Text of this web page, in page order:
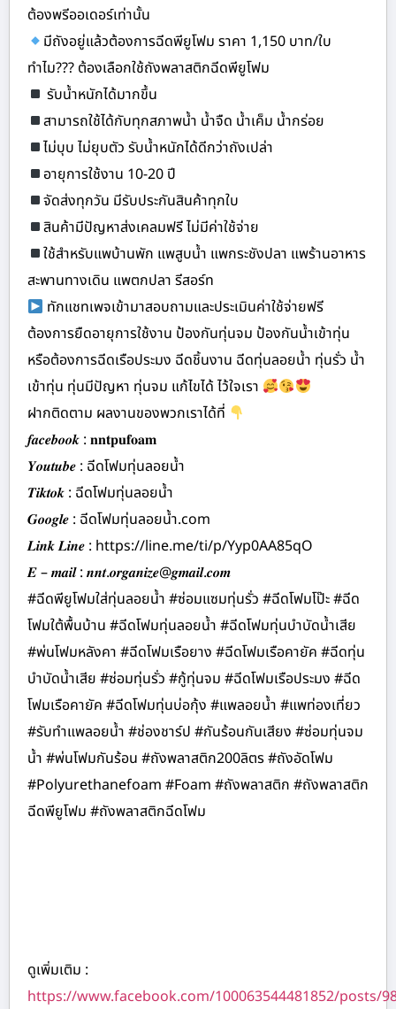
ต้องพรีออเดอร์เท่านั้น
มีถังอยู่แล้วต้องการฉีดพียูโฟม ราคา 1,150 บาท/ใบ
ทำไม??? ต้องเลือกใช้ถังพลาสติกฉีดพียูโฟม
รับน้ำหนักได้มากขึ้น
สามารถใช้ได้กับทุกสภาพน้ำ น้ำจืด น้ำเค็ม น้ำกร่อย
ไม่บุบ ไม่ยุบตัว รับน้ำหนักได้ดีกว่าถังเปล่า
อายุการใช้งาน 10-20 ปี
จัดส่งทุกวัน มีรับประกันสินค้าทุกใบ
สินค้ามีปัญหาส่งเคลมฟรี ไม่มีค่าใช้จ่าย
ใช้สำหรับแพบ้านพัก แพสูบน้ำ แพกระชังปลา แพร้านอาหาร
สะพานทางเดิน แพตกปลา รีสอร์ท
ทักแชทเพจเข้ามาสอบถามและประเมินค่าใช้จ่ายฟรี
ต้องการยืดอายุการใช้งาน ป้องกันทุ่นจม ป้องกันน้ำเข้าทุ่น
หรือต้องการฉีดเรือประมง ฉีดชิ้นงาน ฉีดทุ่นลอยน้ำ ทุ่นรั่ว น้ำ
เข้าทุ่น ทุ่นมีปัญหา ทุ่นจม แก้ไขได้ ไว้ใจเรา
ฝากติดตาม ผลงานของพวกเราได้ที่
𝒇𝒂𝒄𝒆𝒃𝒐𝒐𝒌 : 𝐧𝐧𝐭𝐩𝐮𝐟𝐨𝐚𝐦
𝒀𝒐𝒖𝒕𝒖𝒃𝒆 : ฉีดโฟมทุ่นลอยน้ำ
𝑻𝒊𝒌𝒕𝒐𝒌 : ฉีดโฟมทุ่นลอยน้ำ
𝑮𝒐𝒐𝒈𝒍𝒆 : ฉีดโฟมทุ่นลอยน้ำ.com
𝑳𝒊𝒏𝒌 𝑳𝒊𝒏𝒆 : https://line.me/ti/p/Yyp0AA85qO
𝑬 – 𝒎𝒂𝒊𝒍 : 𝒏𝒏𝒕.𝒐𝒓𝒈𝒂𝒏𝒊𝒛𝒆@𝒈𝒎𝒂𝒊𝒍.𝒄𝒐𝒎
#ฉีดพียูโฟมใส่ทุ่นลอยน้ำ #ซ่อมแซมทุ่นรั่ว #ฉีดโฟมโป๊ะ #ฉีด
โฟมใต้พื้นบ้าน #ฉีดโฟมทุ่นลอยน้ำ #ฉีดโฟมทุ่นบำบัดน้ำเสีย
#พ่นโฟมหลังคา #ฉีดโฟมเรือยาง #ฉีดโฟมเรือคายัค #ฉีดทุ่น
บำบัดน้ำเสีย #ซ่อมทุ่นรั่ว #กู้ทุ่นจม #ฉีดโฟมเรือประมง #ฉีด
โฟมเรือคายัค #ฉีดโฟมทุ่นบ่อกุ้ง #แพลอยน้ำ #แพท่องเที่ยว
#รับทำแพลอยน้ำ #ช่องชาร์ป #กันร้อนกันเสียง #ซ่อมทุ่นจม
น้ำ #พ่นโฟมกันร้อน #ถังพลาสติก200ลิตร #ถังอัดโฟม
#Polyurethanefoam #Foam #ถังพลาสติก #ถังพลาสติก
ฉีดพียูโฟม #ถังพลาสติกฉีดโฟม
ดูเพิ่มเติม :
https://www.facebook.com/100063544481852/posts/